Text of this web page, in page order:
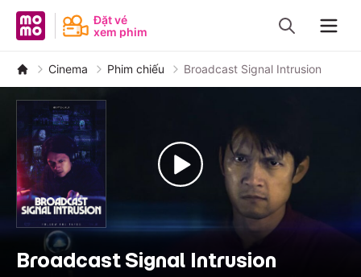
MoMo - Ứng dụng tài chính
Đặt vé
xem phim
Cinema Phim chiếu Broadcast Signal Intrusion
Broadcast Signal Intrusion